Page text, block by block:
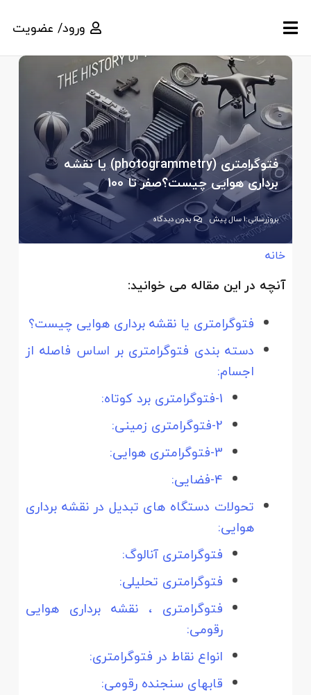
ورود/ عضویت
فتوگرامتری (photogrammetry) یا نقشه
برداری هوایی چیست؟صفر تا 100
بروزرسانی:1 سال پیش بدون دیدگاه
خانه
آنچه در این مقاله می خوانید:
فتوگرامتری یا نقشه برداری هوایی چیست؟
دسته بندی فتوگرامتری بر اساس فاصله از
اجسام:
1-فتوگرامتری برد کوتاه:
2-فتوگرامتری زمینی:
3-فتوگرامتری هوایی:
4-فضایی:
تحولات دستگاه­ های تبدیل در نقشه برداری
هوایی:
فتوگرامتری آنالوگ:
فتوگرامتری تحلیلی:
فتوگرامتری ، نقشه برداری هوایی
رقومی:
انواع نقاط در فتوگرامتری:
قاب­های سنجنده رقومی: